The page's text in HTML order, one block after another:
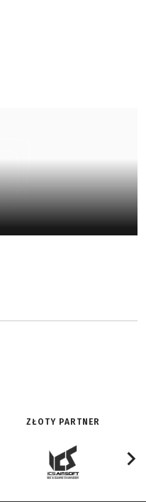
ZŁOTY PARTNER